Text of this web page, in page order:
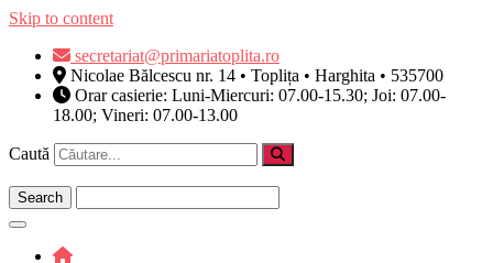
Skip to content
secretariat@primariatoplita.ro
Nicolae Bălcescu nr. 14 • Toplița • Harghita • 535700
Orar casierie: Luni-Miercuri: 07.00-15.30; Joi: 07.00-
18.00; Vineri: 07.00-13.00
Caută